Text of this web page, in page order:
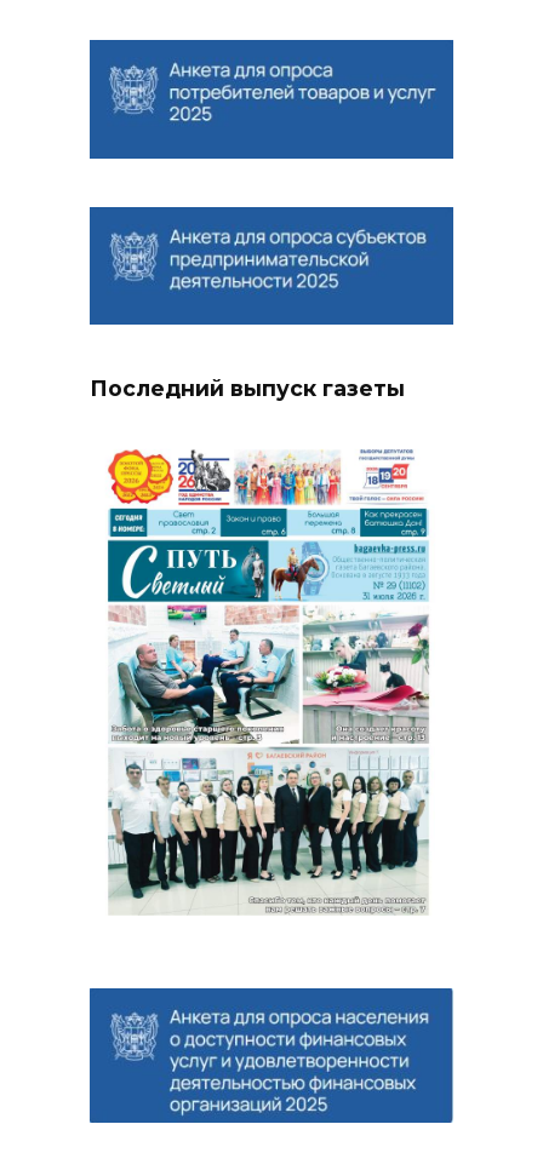
Последний выпуск газеты